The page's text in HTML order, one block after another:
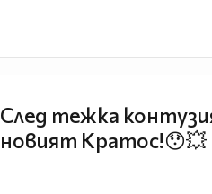
След тежка
новият Кратос!😯💥